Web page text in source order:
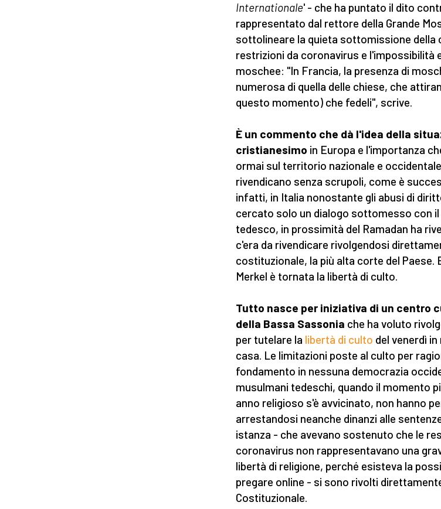
Internationale' - che ha puntato il dito
rappresentato dal rettore della Grande
sottolineare la quieta sottomissione della
restrizioni da coronavirus e l'impossibilità
moschee: "In Francia, la presenza di
numerosa di quella delle chiese, che
questo momento) che fedeli", scrive.
È un commento che dà l'idea della
cristianesimo in Europa e l'importanza
ormai sul territorio nazionale e
rivendicano senza scrupoli, come è
infatti, in Italia nonostante gli abusi di
cercato solo un dialogo sottomesso con
tedesco, in prossimità del Ramadan ha
c'era da rivendicare rivolgendosi
costituzionale, la più alta corte del Paese.
Merkel è tornata la libertà di culto.
Tutto nasce per iniziativa di un centro
della Bassa Sassonia che ha voluto
per tutelare la libertà di culto del venerdì
casa. Le limitazioni poste al culto per
fondamento in nessuna democrazia
musulmani tedeschi, quando il momento
anno religioso s'è avvicinato, non hanno
arrestandosi neanche dinanzi alle
istanza - che avevano sostenuto che le
coronavirus non rappresentavano una
libertà di religione, perché esisteva la
pregare online - si sono rivolti
Costituzionale.